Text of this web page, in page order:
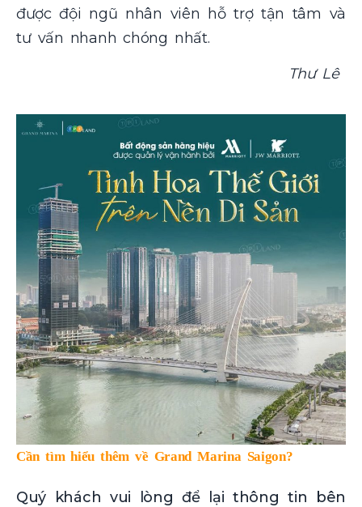
được đội ngũ nhân viên hỗ trợ tận tâm và
tư vấn nhanh chóng nhất.
Thư Lê
Cần tìm hiểu thêm về Grand Marina Saigon?
Quý khách vui lòng để lại thông tin bên